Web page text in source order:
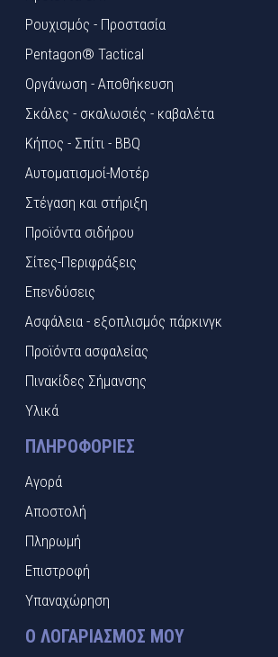
Ρουχισμός - Προστασία
Pentagon® Tactical
Οργάνωση - Αποθήκευση
Σκάλες - σκαλωσιές - καβαλέτα
Κήπος - Σπίτι - BBQ
Αυτοματισμοί-Μοτέρ
Στέγαση και στήριξη
Προϊόντα σιδήρου
Σίτες-Περιφράξεις
Επενδύσεις
Ασφάλεια - εξοπλισμός πάρκινγκ
Προϊόντα ασφαλείας
Πινακίδες Σήμανσης
Υλικά
ΠΛΗΡΟΦΟΡΊΕΣ
Αγορά
Αποστολή
Πληρωμή
Επιστροφή
Υπαναχώρηση
Ο ΛΟΓΑΡΙΑΣΜΌΣ ΜΟΥ